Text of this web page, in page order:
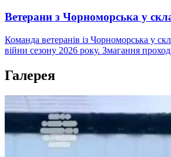
Ветерани з Чорноморська у
Команда ветеранів із Чорноморська у
війни сезону 2026 року. Змагання
Галерея